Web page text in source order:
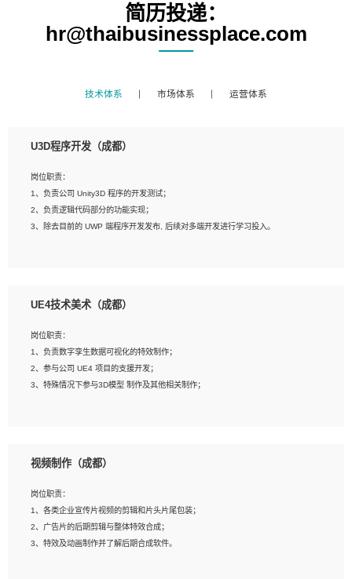
简历投递：
hr@thaibusinessplace.com
技术体系 市场体系 运营体系
U3D程序开发（成都）
岗位职责：
1、负责公司 Unity3D 程序的开发测试；
2、负责逻辑代码部分的功能实现；
3、除去目前的 UWP 端程序开发发布, 后续对多端开发进行学习投入。
2、熟练掌握 Unity3D 程序开发，精通 C# 语言开发；
4、有良好的沟通能力和团队合作意识；
5、开发过 HoloLens 程序者优先。
UE4技术美术（成都）
岗位职责：
1、负责数字孪生数据可视化的特效制作；
2、参与公司 UE4 项目的支援开发；
3、特殊情况下参与3D模型 制作及其他相关制作；
上；
3、想象力丰富, 有一定的艺术审美深度；
4、有良好的场景特效搭建功底；
5、熟悉 3Ds Max 或者 Maya；
6、有良好的沟通能力和团队合作意识；
视频制作（成都）
岗位职责：
1、各类企业宣传片视频的剪辑和片头片尾包装；
2、广告片的后期剪辑与整体特效合成；
3、特效及动画制作并了解后期合成软件。